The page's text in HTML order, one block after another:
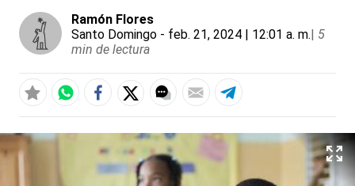
Ramón Flores
Santo Domingo - feb. 21, 2024 | 12:01 a. m.| 5
min de lectura